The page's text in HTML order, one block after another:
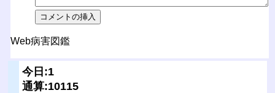
Web病害図鑑
今日:1
通算:10115